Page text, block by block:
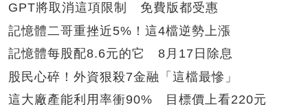
GPT將取消這項限制 免費版都受惠
記憶體二哥重挫近5%！這4檔逆勢上漲
記憶體每股配8.6元的它 8月17日除息
股民心碎！外資狠殺7金融「這檔最慘」
這大廠產能利用率衝90% 目標價上看220元